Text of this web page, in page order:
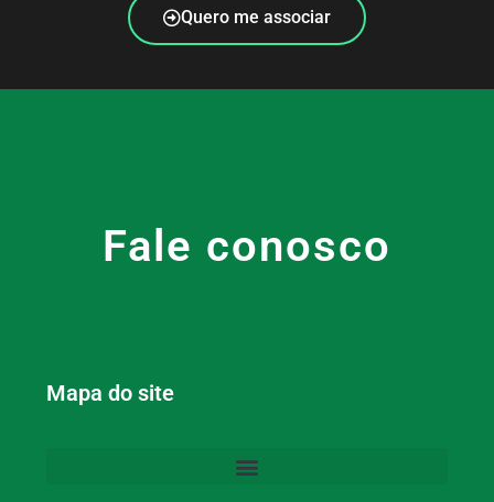
Quero me associar
Fale conosco
Mapa do site